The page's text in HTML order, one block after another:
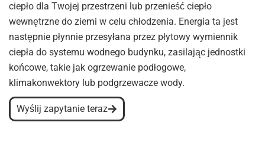
ciepło dla Twojej przestrzeni lub przenieść ciepło
wewnętrzne do ziemi w celu chłodzenia. Energia ta jest
następnie płynnie przesyłana przez płytowy wymiennik
ciepła do systemu wodnego budynku, zasilając jednostki
końcowe, takie jak ogrzewanie podłogowe,
klimakonwektory lub podgrzewacze wody.
Wyślij zapytanie teraz